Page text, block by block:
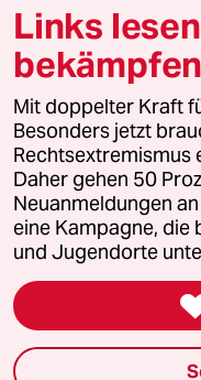
© 2026 taz Verlags und
Alle Rechte vorbehalten. Bei
wenden Sie sich bitte an
Feedback
Leitlinie Informant
Seitenwende
Links
bekämpfen
Mit doppelter Kraft
Besonders jetzt
Rechtsextremismus
Daher gehen 50
Neuanmeldungen
eine Kampagne, die
und Jugendorte